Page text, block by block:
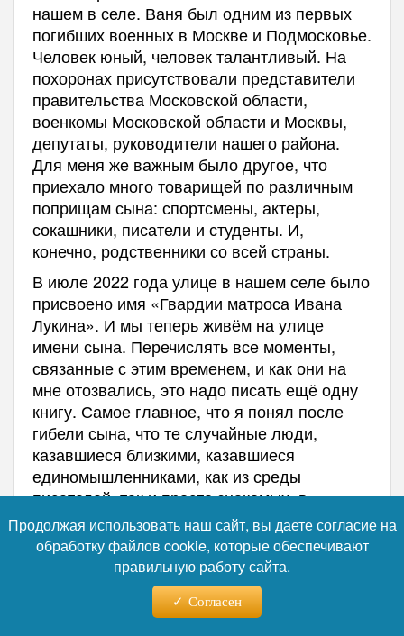
нашемвселе. Ваня был одним из первых
погибших военных в Москве и Подмосковье.
Человек юный, человек талантливый. На
похоронах присутствовали представители
правительства Московской области,
военкомы Московской области и Москвы,
депутаты, руководители нашего района.
Для меня же важным было другое, что
приехало много товарищей по различным
поприщам сына: спортсмены, актеры,
сокашники, писатели и студенты. И,
конечно, родственники со всей страны.
В июле 2022 года улице в нашем селе было
присвоено имя «Гвардии матроса Ивана
Лукина». И мы теперь живём на улице
имени сына. Перечислять все моменты,
связанные с этим временем, и как они на
мне отозвались, это надо писать ещё одну
книгу. Самое главное, что я понял после
гибели сына, что те случайные люди,
казавшиеся близкими, казавшиеся
единомышленниками, как из среды
писателей, так и просто знакомых, в
большинстве своём оказались чужими,
равнодушными, а иногда и враждебно
настроенными и ко мне, и к подвигу сына.
Вы не подумайте, что их было много.
Намного больше было людей, с которыми
Продолжая использовать наш сайт, вы даете согласие на
обработку файлов cookie, которые обеспечивают
правильную работу сайта.
Согласен